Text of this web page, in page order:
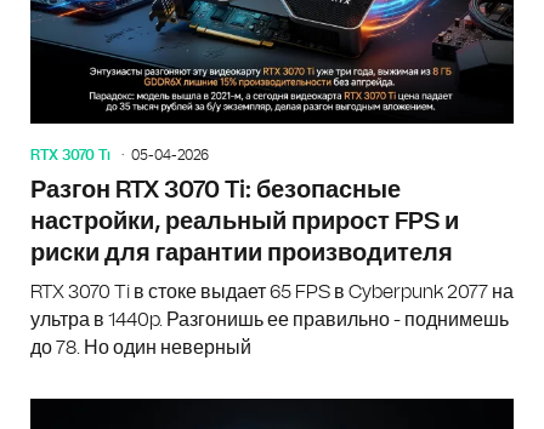
RTX 3070 Ti 05-04-2026
Разгон RTX 3070 Ti: безопасные
настройки, реальный прирост FPS и
риски для гарантии производителя
RTX 3070 Ti в стоке выдает 65 FPS в Cyberpunk 2077 на
ультра в 1440p. Разгонишь ее правильно - поднимешь
до 78. Но один неверный